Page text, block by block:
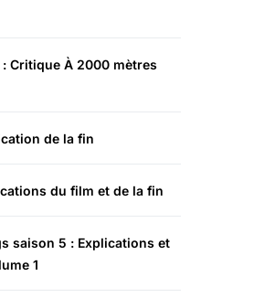
: Critique À 2000 mètres
de la fin
du film et de la fin
saison 5 : Explications et
1